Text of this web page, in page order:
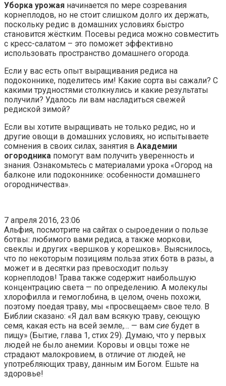
Уборка урожая начинается по мере созревания
корнеплодов, но не стоит слишком долго их держать,
поскольку редис в домашних условиях быстро
становится жёстким. Посевы редиса можно совместить
с кресс-салатом – это поможет эффективно
использовать пространство домашнего огорода.
Если у вас есть опыт выращивания редиса на
подоконнике, поделитесь им! Какие сорта вы сажали? С
какими трудностями столкнулись и какие результаты
получили? Удалось ли вам насладиться свежей
редиской зимой?
Если вы хотите выращивать не только редис, но и
другие овощи в домашних условиях, но испытываете
сомнения в своих силах, занятия в Академии
огородника помогут вам получить уверенность и
знания. Ознакомьтесь с материалами урока «Огород на
балконе или подоконнике: особенности домашнего
огородничества».
7 апреля 2016, 23:06
Альфия, посмотрите на сайтах о сыроедении о пользе
ботвы: любимого вами редиса, а также моркови,
свеклы и других «вершков у корешков». Выяснилось,
что по некоторым позициям польза этих ботв в разы, а
может и в десятки раз превосходит пользу
корнеплодов! Трава также содержит наибольшую
концентрацию света — по определению. А молекулы
хлорофилла и гемоглобина, в целом, очень похожи,
поэтому поедая траву, мы «просвещаем» свое тело. В
Библии сказано: «Я дал вам всякую траву, сеющую
семя, какая есть на всей земле,… — вам сие будет в
пищу» (Бытие, глава 1, стих 29). Думаю, что у первых
людей не было анемии. Коровы и овцы тоже не
страдают малокровием, в отличие от людей, не
употребляющих траву, данным им Богом. Ешьте на
здоровье!